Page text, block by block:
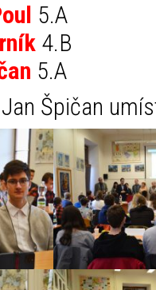
5.A
4.B
5.A
Špičan